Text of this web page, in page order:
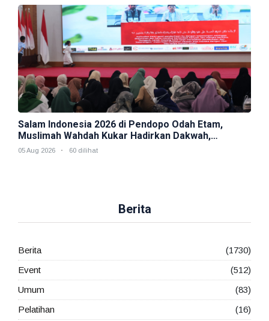
Salam Indonesia 2026 di Pendopo Odah Etam,
Muslimah Wahdah Kukar Hadirkan Dakwah,
Kesehatan, dan Kepedulian Sosial
05 Aug 2026 60 dilihat
Berita
Berita
(1730)
Event
(512)
Umum
(83)
Pelatihan
(16)